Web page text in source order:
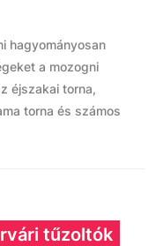
hagyományosan
a mozogni
éjszakai torna,
torna és számos
tűzoltók